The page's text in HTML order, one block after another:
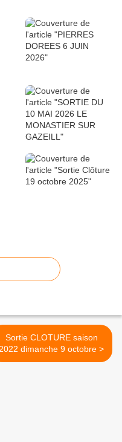
Sortie CLOTURE saison
2022 dimanche 9 octobre >